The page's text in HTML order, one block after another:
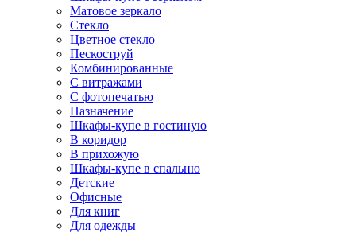
Матовое зеркало
Стекло
Цветное стекло
Пескоструй
Комбинированные
С витражами
С фотопечатью
Назначение
Шкафы-купе в гостиную
В коридор
В прихожую
Шкафы-купе в спальню
Детские
Офисные
Для книг
Для одежды